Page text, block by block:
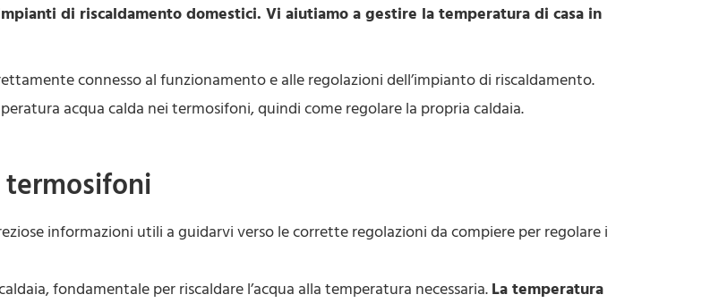
di riscaldamento domestici. Vi aiutiamo a gestire la temperatura di casa in
connesso al funzionamento e alle regolazioni dell’impianto di riscaldamento.
acqua calda nei termosifoni, quindi come regolare la propria caldaia.
termosifoni
informazioni utili a guidarvi verso le corrette regolazioni da compiere per regolare i
fondamentale per riscaldare l’acqua alla temperatura necessaria. La temperatura